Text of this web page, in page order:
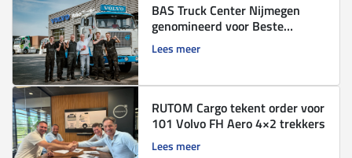
BAS Truck Center Nijmegen
genomineerd voor Beste
leerbedrijf 2026
Lees meer
RUTOM Cargo tekent order voor
101 Volvo FH Aero 4×2 trekkers
Lees meer